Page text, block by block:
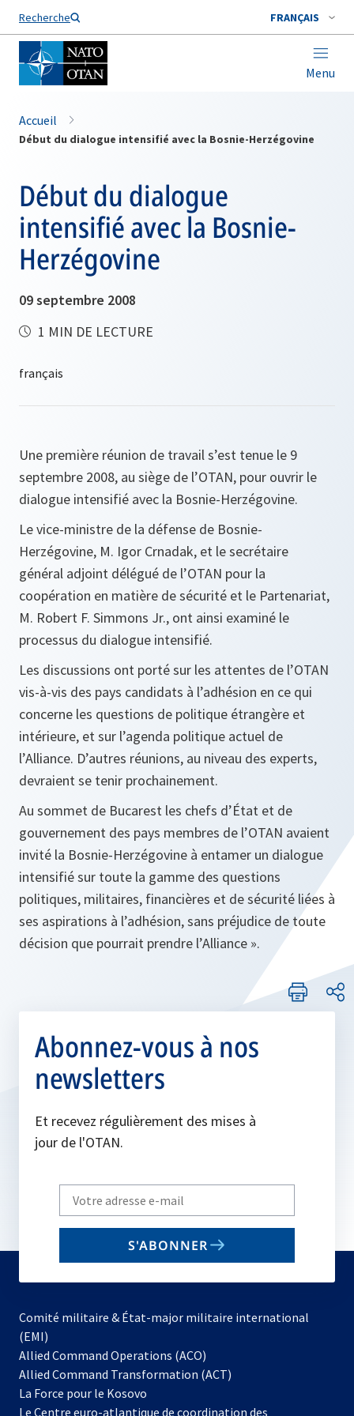
Recherche FRANÇAIS
Menu
Nom de famille*
Accueil
Début du dialogue intensifié avec la Bosnie-Herzégovine
Début du dialogue
intensifié avec la Bosnie-
Herzégovine
09 septembre 2008
1 MIN DE LECTURE
Une première réunion de travail s’est tenue le 9
septembre 2008, au siège de l’OTAN, pour ouvrir le
dialogue intensifié avec la Bosnie-Herzégovine.
Le vice-ministre de la défense de Bosnie-
Herzégovine, M. Igor Crnadak, et le secrétaire
général adjoint délégué de l’OTAN pour la
coopération en matière de sécurité et le Partenariat,
M. Robert F. Simmons Jr., ont ainsi examiné le
processus du dialogue intensifié.
Les discussions ont porté sur les attentes de l’OTAN
vis-à-vis des pays candidats à l’adhésion en ce qui
concerne les questions de politique étrangère et
intérieure, et sur l’agenda politique actuel de
l’Alliance. D’autres réunions, au niveau des experts,
devraient se tenir prochainement.
Au sommet de Bucarest les chefs d’État et de
gouvernement des pays membres de l’OTAN avaient
invité la Bosnie-Herzégovine à entamer un dialogue
intensifié sur toute la gamme des questions
politiques, militaires, financières et de sécurité liées à
ses aspirations à l’adhésion, sans préjudice de toute
décision que pourrait prendre l’Alliance ».
Abonnez-vous à nos
newsletters
Et recevez régulièrement des mises à
jour de l'OTAN.
Write
your
email
S'ABONNER
Comité militaire & État-major militaire international
(EMI)
Allied Command Operations (ACO)
dans
nouvel
Allied Command Transformation (ACT)
La Force pour le Kosovo
dans
Le Centre euro-atlantique de coordination des